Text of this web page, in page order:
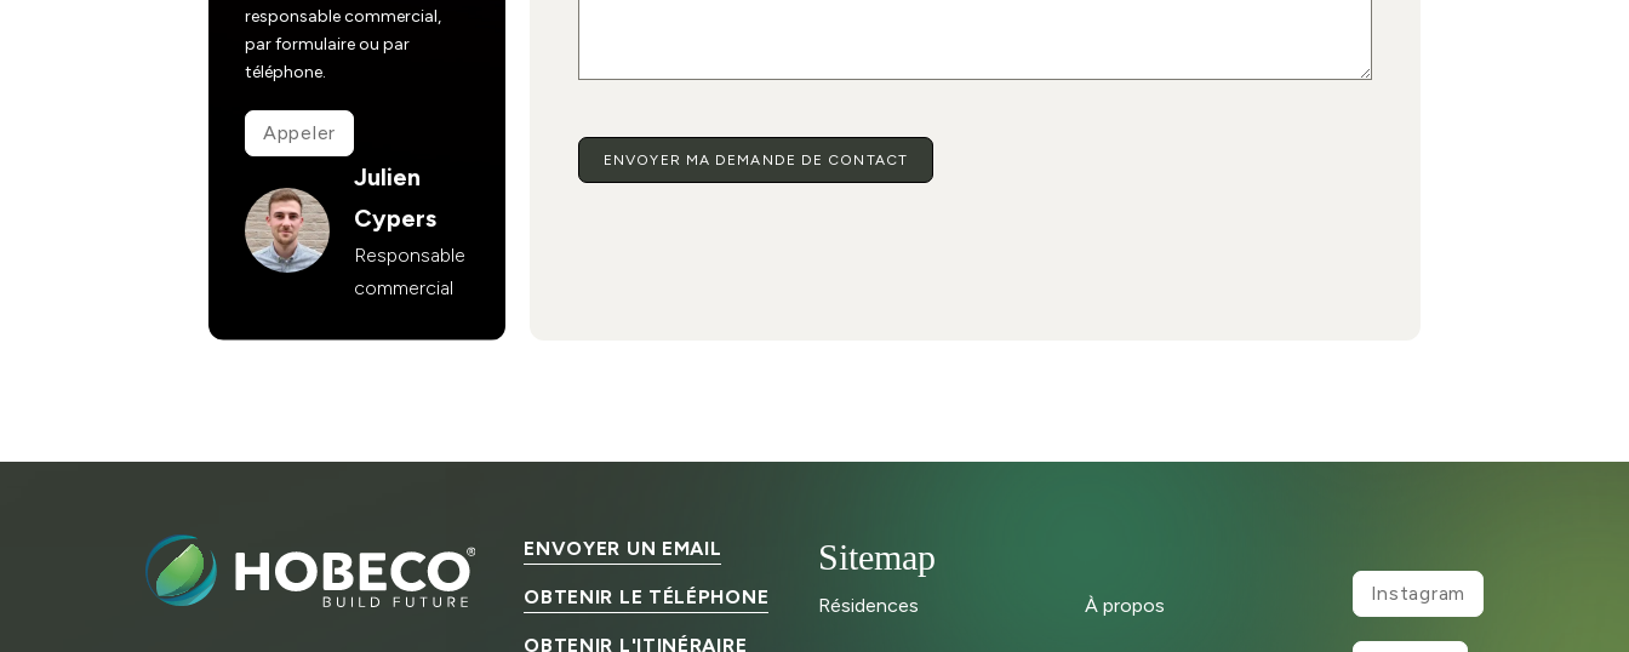
responsable commercial,
par formulaire ou par
téléphone.
Appeler
Julien
Cypers
Responsable
commercial
ENVOYER UN EMAIL
OBTENIR LE TÉLÉPHONE
OBTENIR L'ITINÉRAIRE
Sitemap
Résidences À propos
Instagram